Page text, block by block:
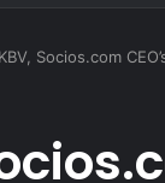
KBV, Socios.com